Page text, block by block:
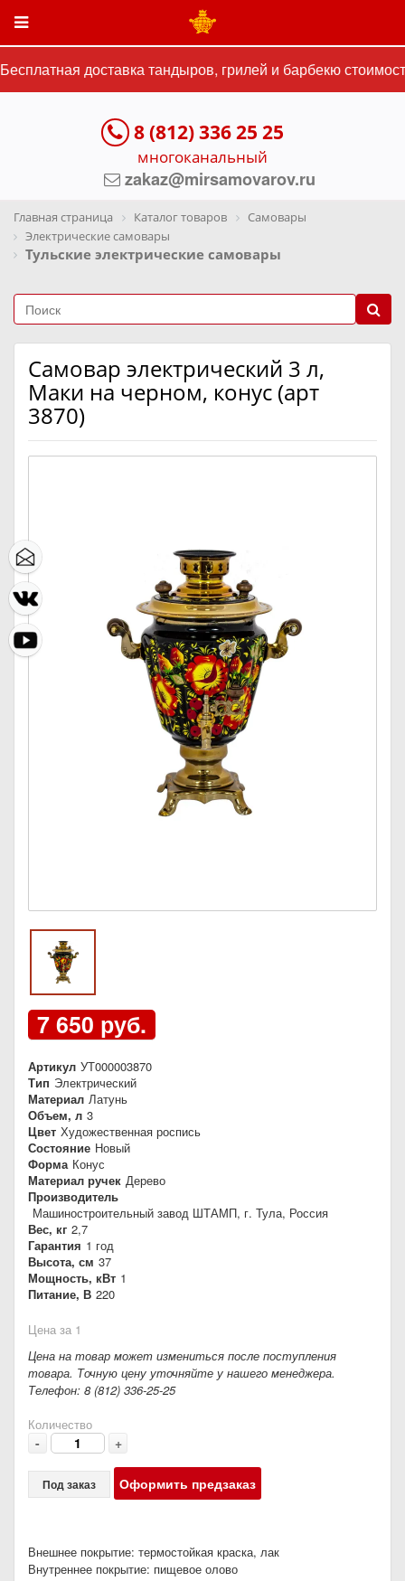
доставка тандыров, грилей и барбекю
8 (812) 336 25 25
многоканальный
zakaz@mirsamovarov.ru
Главная страница Каталог товаров
Самовары
Электрические самовары
Тульские электрические самовары
Самовар электрический 3 л,
Маки на черном, конус (арт
3870)
7 650 руб.
Артикул УТ000003870
Тип Электрический
Материал Латунь
Объем, л 3
Цвет Художественная роспись
Состояние Новый
Форма Конус
Материал ручек Дерево
Производитель
Машиностроительный завод ШТАМП, г. Тула, Россия
Вес, кг 2,7
Гарантия 1 год
Высота, см 37
Мощность, кВт 1
Питание, В 220
Цена за 1
Цена на товар может измениться после поступления
товара. Точную цену уточняйте у нашего менеджера.
Телефон: 8 (812) 336-25-25
Количество
- +
Под заказ Оформить предзаказ
Внешнее покрытие: термостойкая краска, лак
Внутреннее покрытие: пищевое олово